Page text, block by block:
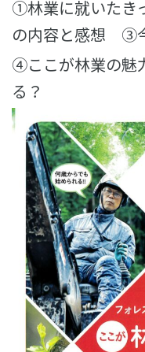
①林業に就いた
の内容と感想 ③
④ここが林業の
る？